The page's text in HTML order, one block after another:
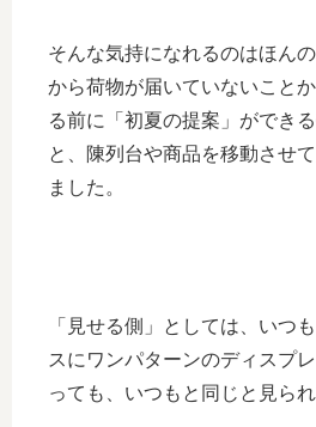
そんな気持になれるのはほん
から荷物が届いていないこと
る前に「初夏の提案」ができ
と、陳列台や商品を移動させ
ました。
「見せる側」としては、いつ
スにワンパターンのディスプ
っても、いつもと同じと見ら